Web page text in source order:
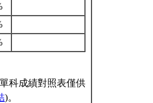
科成績對照表僅供
)。